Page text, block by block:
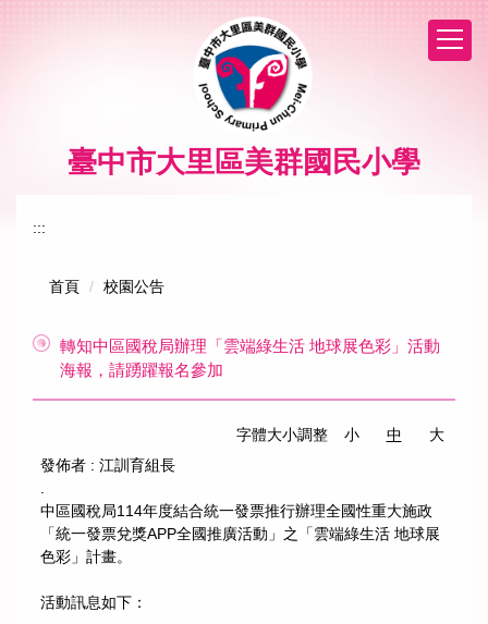
臺中市大里區美群國民小學
:::
首頁 校園公告
轉知中區國稅局辦理「雲端綠生活 地球展色彩」活動
海報，請踴躍報名參加
字體大小調整 小 中
大
發佈者 : 江訓育組長
中區國稅局114年度結合統一發票推行辦理全國性重大施政
「統一發票兌獎APP全國推廣活動」之「雲端綠生活 地球展
色彩」計畫。
活動訊息如下：